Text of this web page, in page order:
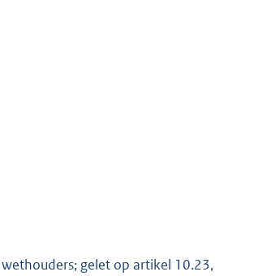
gelet op artikel 10.23,